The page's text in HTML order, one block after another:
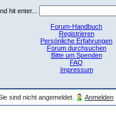
hit enter...
Forum-Handbuch
Registrieren
Persönliche Erfahrungen
Forum durchsuchen
Bitte um Spenden
FAQ
Impressum
sind nicht angemeldet. Anmelden